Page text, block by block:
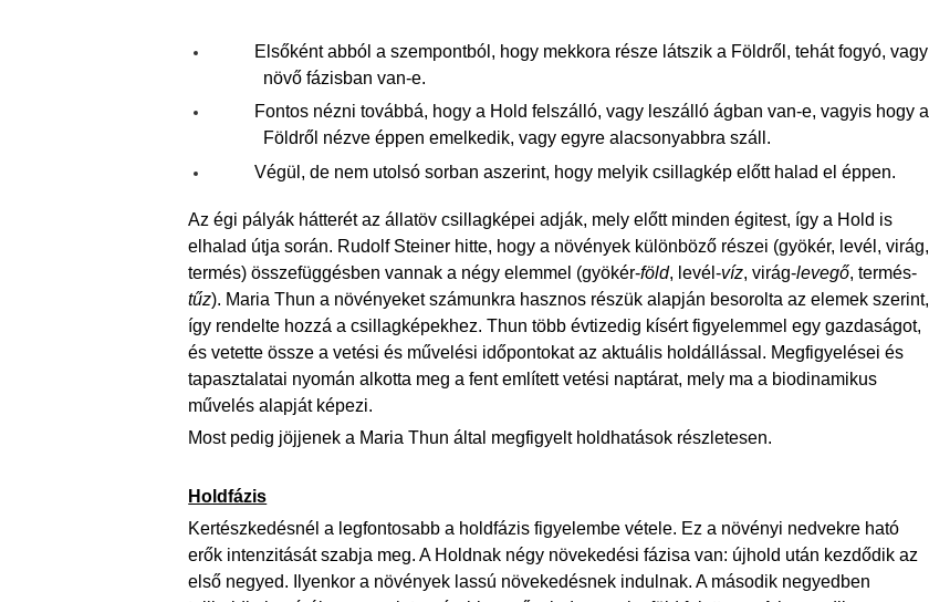
Elsőként abból a szempontból, hogy mekkora része látszik a Földről, tehát fogyó, vagy
növő fázisban van-e.
Fontos nézni továbbá, hogy a Hold felszálló, vagy leszálló ágban van-e, vagyis hogy a
Földről nézve éppen emelkedik, vagy egyre alacsonyabbra száll.
Végül, de nem utolsó sorban aszerint, hogy melyik csillagkép előtt halad el éppen.
Az égi pályák hátterét az állatöv csillagképei adják, mely előtt minden égitest, így a Hold is
elhalad útja során. Rudolf Steiner hitte, hogy a növények különböző részei (gyökér, levél, virág,
termés) összefüggésben vannak a négy elemmel (gyökér-föld, levél-víz, virág-levegő, termés-
tűz). Maria Thun a növényeket számunkra hasznos részük alapján besorolta az elemek szerint,
így rendelte hozzá a csillagképekhez. Thun több évtizedig kísért figyelemmel egy gazdaságot,
és vetette össze a vetési és művelési időpontokat az aktuális holdállással. Megfigyelései és
tapasztalatai nyomán alkotta meg a fent említett vetési naptárat, mely ma a biodinamikus
művelés alapját képezi.
Most pedig jöjjenek a Maria Thun által megfigyelt holdhatások részletesen.
Holdfázis
Kertészkedésnél a legfontosabb a holdfázis figyelembe vétele. Ez a növényi nedvekre ható
erők intenzitását szabja meg. A Holdnak négy növekedési fázisa van: újhold után kezdődik az
első negyed. Ilyenkor a növények lassú növekedésnek indulnak. A második negyedben